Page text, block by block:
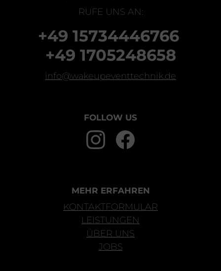
RUFE UNS AN:
+49 15734446766
+49 1705248658
info@wakeupeventtechnik.de
FOLLOW US
MEHR ERFAHREN
KONTAKTFORMULAR
LEISTUNGEN
ÜBER UNS
JOBS